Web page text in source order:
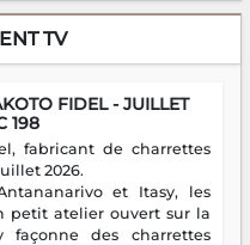
TV
FIDEL - JUILLET
198
fabricant de charrettes
2026.
et Itasy, les
petit atelier ouvert sur la
façonne des charrettes